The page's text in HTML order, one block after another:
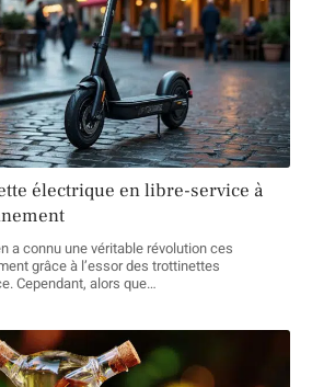
électrique en libre-service à
a connu une véritable révolution ces
grâce à l’essor des trottinettes
Cependant, alors que…